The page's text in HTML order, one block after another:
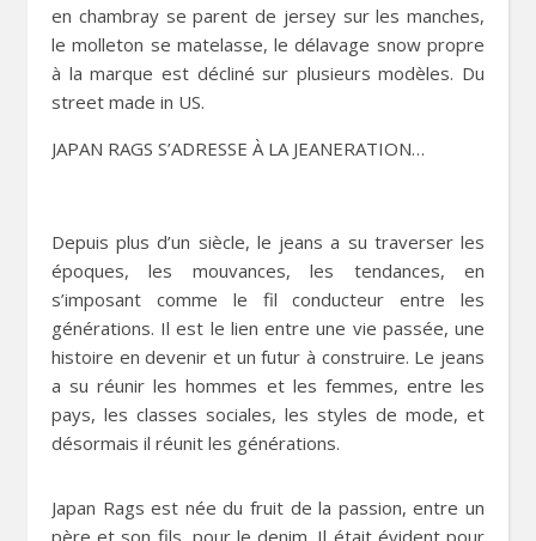
en chambray se parent de jersey sur les manches,
le molleton se matelasse, le délavage snow propre
à la marque est décliné sur plusieurs modèles. Du
street made in US.
JAPAN RAGS S’ADRESSE À LA JEANERATION…
Depuis plus d’un siècle, le jeans a su traverser les
époques, les mouvances, les tendances, en
s’imposant comme le fil conducteur entre les
générations. Il est le lien entre une vie passée, une
histoire en devenir et un futur à construire. Le jeans
a su réunir les hommes et les femmes, entre les
pays, les classes sociales, les styles de mode, et
désormais il réunit les générations.
Japan Rags est née du fruit de la passion, entre un
père et son fils, pour le denim. Il était évident pour